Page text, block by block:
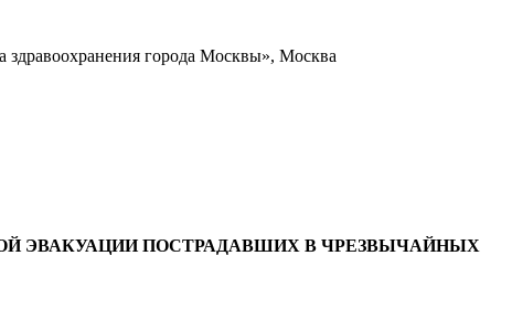
города Москвы», Москва
ЭВАКУАЦИИ ПОСТРАДАВШИХ В ЧРЕЗВЫЧАЙНЫХ